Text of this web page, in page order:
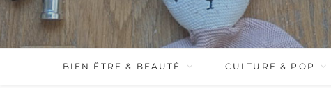
BIEN ÊTRE & BEAUTÉ CULTURE & POP